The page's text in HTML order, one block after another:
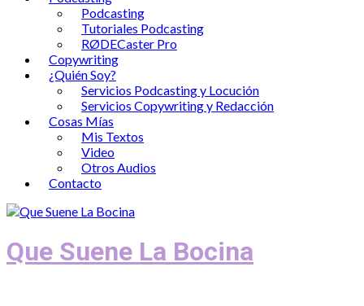
Podcasting
Tutoriales Podcasting
RØDECaster Pro
Copywriting
¿Quién Soy?
Servicios Podcasting y Locución
Servicios Copywriting y Redacción
Cosas Mías
Mis Textos
Video
Otros Audios
Contacto
Que Suene La Bocina